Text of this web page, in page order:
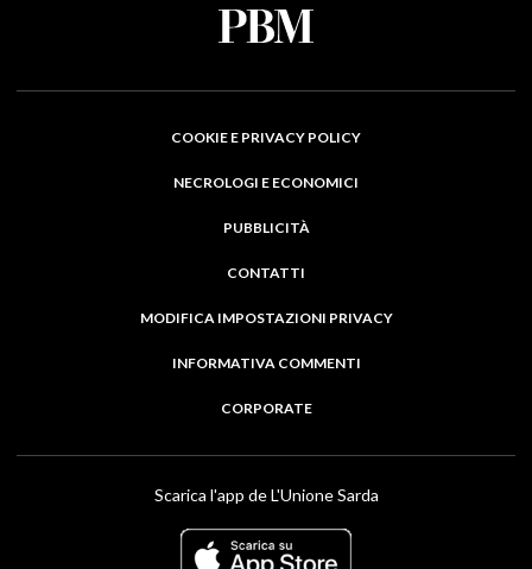
COOKIE E PRIVACY POLICY
NECROLOGI E ECONOMICI
PUBBLICITÀ
CONTATTI
MODIFICA IMPOSTAZIONI PRIVACY
INFORMATIVA COMMENTI
CORPORATE
Scarica l'app de L'Unione Sarda